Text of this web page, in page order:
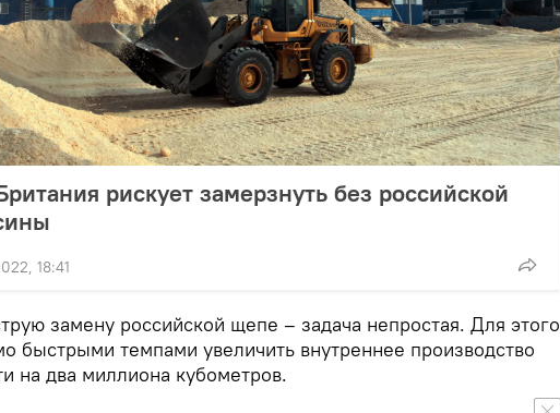
рискует замерзнуть без российской
18:41
замену российской щепе – задача непростая. Для этого
быстрыми темпами увеличить внутреннее производство
на два миллиона кубометров.